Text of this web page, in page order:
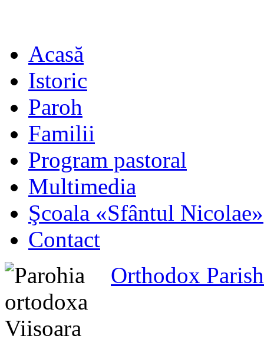
Acasă
Istoric
Paroh
Familii
Program pastoral
Multimedia
Şcoala «Sfântul Nicolae»
Contact
Orthodox